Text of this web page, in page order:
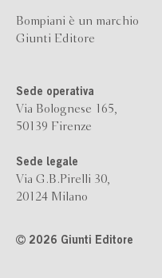
Bompiani è un marchio
Giunti Editore
Sede operativa
Via Bolognese 165,
50139 Firenze
Sede legale
Via G.B.Pirelli 30,
20124 Milano
2026 Giunti Editore